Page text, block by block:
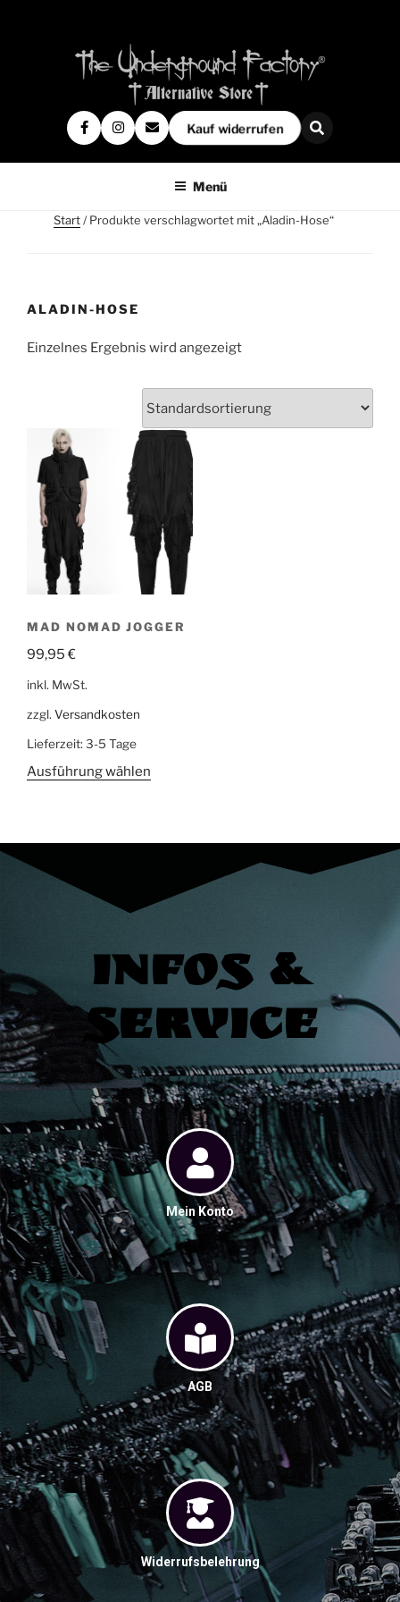
Kauf widerrufen
Menü
Start/ Produkte verschlagwortet mit „Aladin-Hose“
ALADIN-HOSE
Einzelnes Ergebnis wird angezeigt
MAD NOMAD JOGGER
99,95€
inkl. MwSt.
zzgl. Versandkosten
Lieferzeit: 3-5 Tage
Ausführung wählen
Infos &
Service
Mein Konto
AGB
Widerrufsbelehrung